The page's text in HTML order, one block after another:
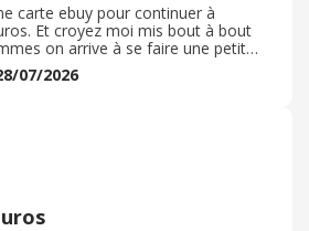
carte ebuy pour continuer à
Et croyez moi mis bout à bout
on arrive à se faire une petite
fructifier c est comme un livret
On peut y déposer de l’argent ou
pour en demander son
carte bancaire et se faire un petit
pour ça et je suis fan.
07/2026